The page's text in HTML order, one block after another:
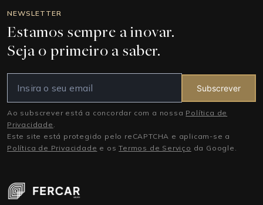
NEWSLETTER
Estamos sempre a inovar.
Seja o primeiro a saber.
Subscrever
Ao subscrever está a concordar com a nossa Política de
Privacidade .
Este site está protegido pelo reCAPTCHA e aplicam-se a
Política de Privacidade e osTermos de Serviço da Google.